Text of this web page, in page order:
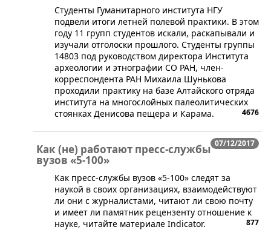
Студенты Гуманитарного института НГУ
подвели итоги летней полевой практики. В этом
году 11 групп студентов искали, раскапывали и
изучали отголоски прошлого. Студенты группы
14803 под руководством директора Института
археологии и этнографии СО РАН, член-
корреспондента РАН Михаила Шунькова
проходили практику на базе Алтайского отряда
института на многослойных палеолитических
стоянках Денисова пещера и Карама.
4676
07/12/2017
Как (не) работают пресс-службы
вузов «5-100»
​Как пресс-службы вузов «5-100» следят за
наукой в своих организациях, взаимодействуют
ли они с журналистами, читают ли свою почту
и имеет ли памятник рецензенту отношение к
науке, читайте материале Indicator.
877